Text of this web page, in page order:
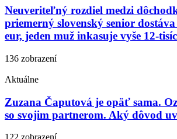
Neuveriteľný rozdiel medzi
priemerný slovenský senior dostáva
eur, jeden muž inkasuje vyše 12-
136 zobrazení
Aktuálne
Zuzana Čaputová je opäť sama.
so svojim partnerom. Aký dôvod